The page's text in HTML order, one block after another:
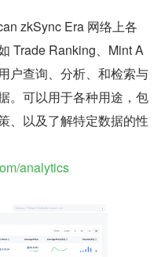
zkSync Era 网络上各
Trade Ranking、Mint A
户查询、分析、和检索与
。可以用于各种用途，包
、以及了解特定数据的性
analytics